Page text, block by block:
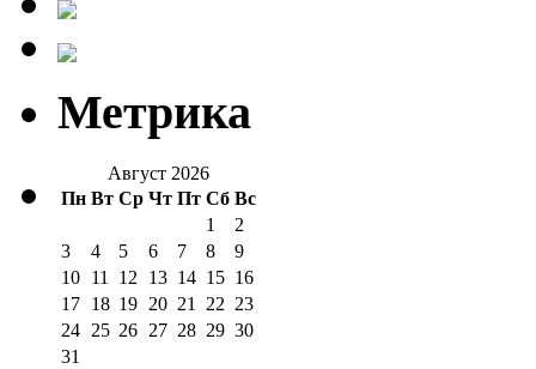
Метрика
Август 2026
Пн Вт Ср Чт Пт Сб Вс
1
2
3
4 5 6 7 8
9
10 11 12 13 14 15 16
17 18 19 20 21 22 23
24 25 26 27 28 29 30
31